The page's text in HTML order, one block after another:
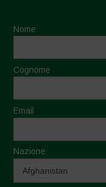
Nome
Cognome
Email
Nazione